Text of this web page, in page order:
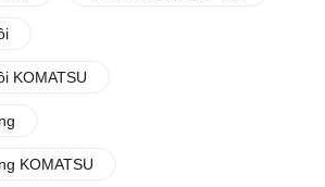
KOMATSU
KOMATSU